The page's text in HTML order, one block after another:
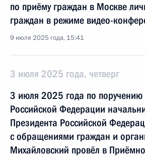
по приёму граждан в Москве
граждан в режиме видео-
9 июля 2025 года, 15:41
3 июля 2025 года, четверг
3 июля 2025 года по поручению
Российской Федерации
Президента Российской
с обращениями граждан и
Михайловский провёл в